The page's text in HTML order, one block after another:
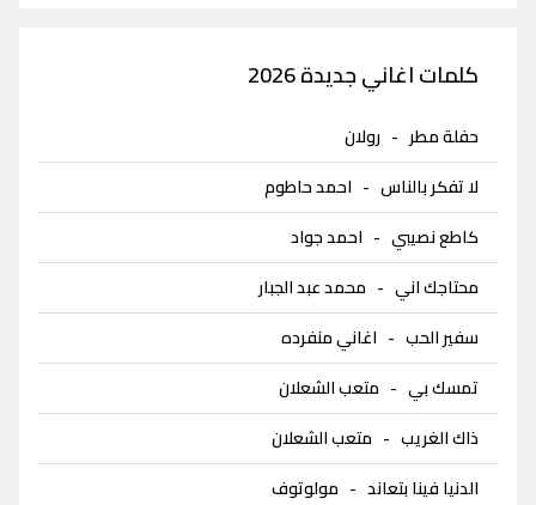
كلمات اغاني جديدة 2026
حفلة مطر - رولان
لا تفكر بالناس - احمد حاطوم
كاطع نصيبي - احمد جواد
محتاجك اني - محمد عبد الجبار
سفير الحب - اغاني منفرده
تمسك بي - متعب الشعلان
ذاك الغريب - متعب الشعلان
الدنيا فينا بتعاند - مولوتوف